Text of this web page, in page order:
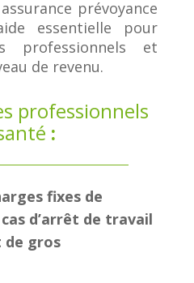
prévoyance
essentielle pour
professionnels et
de revenu.
professionnels
:
fixes de
d’arrêt de travail
de gros